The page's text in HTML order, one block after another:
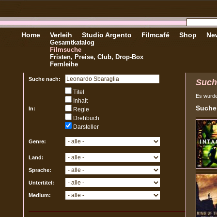
Home Verleih
Gesamtkatalog
Filmsuche
Fristen, Preise, Club, Drop-Box
Fernleihe
Studio Argento Filmcafé Shop
Suche nach:
In:
Titel
Inhalt
Regie
Drehbuch
Darsteller
Genre:
Land:
Sprache:
Untertitel:
Medium:
Es